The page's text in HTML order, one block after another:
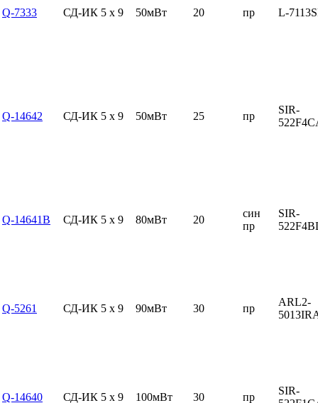
Q-7333 СД-ИК 5 x 9 50мВт 20 пр L-
Q-14642 СД-ИК 5 x 9 50мВт 25 пр
SIR-
Q-14641B СД-ИК 5 x 9 80мВт 20
син
пр
SIR-
Q-5261 СД-ИК 5 x 9 90мВт 30 пр
ARL2-
Q-14640 СД-ИК 5 x 9 100мВт 30 пр
SIR-